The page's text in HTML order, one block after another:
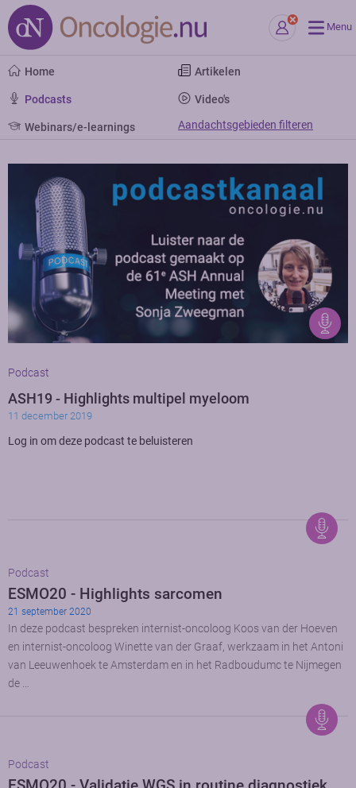
Menu
Home Artikelen
Podcasts Video's
Webinars/e-learnings Aandachtsgebieden filteren
Podcast
ASH19 - Highlights multipel myeloom
11 december 2019
Log in om deze podcast te beluisteren
Podcast
ESMO20 - Highlights sarcomen
21 september 2020
In deze podcast bespreken internist-oncoloog Koos van der Hoeven
en internist-oncoloog Winette van der Graaf, werkzaam in het Antoni
van Leeuwenhoek te Amsterdam en in het Radboudumc te Nijmegen
de …
Podcast